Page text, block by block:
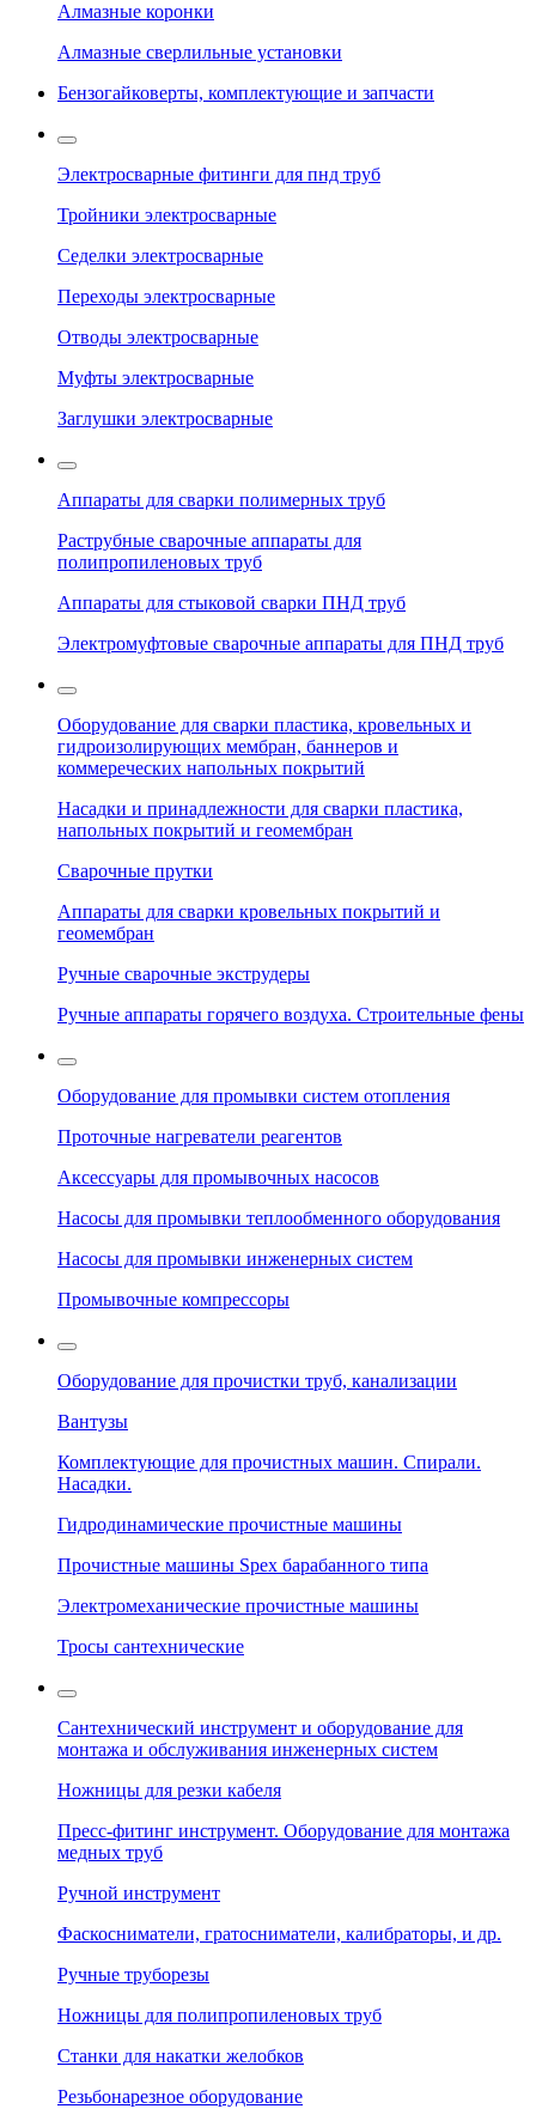
Алмазные коронки
Алмазные сверлильные установки
Бензогайковерты, комплектующие и запчасти
Электросварные фитинги для пнд труб
Тройники электросварные
Седелки электросварные
Переходы электросварные
Отводы электросварные
Муфты электросварные
Заглушки электросварные
Аппараты для сварки полимерных труб
Раструбные сварочные аппараты для
полипропиленовых труб
Аппараты для стыковой сварки ПНД труб
Электромуфтовые сварочные аппараты для ПНД труб
Оборудование для сварки пластика, кровельных и
гидроизолирующих мембран, баннеров и
коммереческих напольных покрытий
Насадки и принадлежности для сварки пластика,
напольных покрытий и геомембран
Сварочные прутки
Аппараты для сварки кровельных покрытий и
геомембран
Ручные сварочные экструдеры
Ручные аппараты горячего воздуха. Строительные фены
Оборудование для промывки систем отопления
Проточные нагреватели реагентов
Аксессуары для промывочных насосов
Насосы для промывки теплообменного оборудования
Насосы для промывки инженерных систем
Промывочные компрессоры
Оборудование для прочистки труб, канализации
Вантузы
Комплектующие для прочистных машин. Спирали.
Насадки.
Гидродинамические прочистные машины
Прочистные машины Spex барабанного типа
Электромеханические прочистные машины
Тросы сантехнические
Сантехнический инструмент и оборудование для
монтажа и обслуживания инженерных систем
Ножницы для резки кабеля
Пресс-фитинг инструмент. Оборудование для монтажа
медных труб
Ручной инструмент
Фаскосниматели, гратосниматели, калибраторы, и др.
Ручные труборезы
Ножницы для полипропиленовых труб
Станки для накатки желобков
Резьбонарезное оборудование